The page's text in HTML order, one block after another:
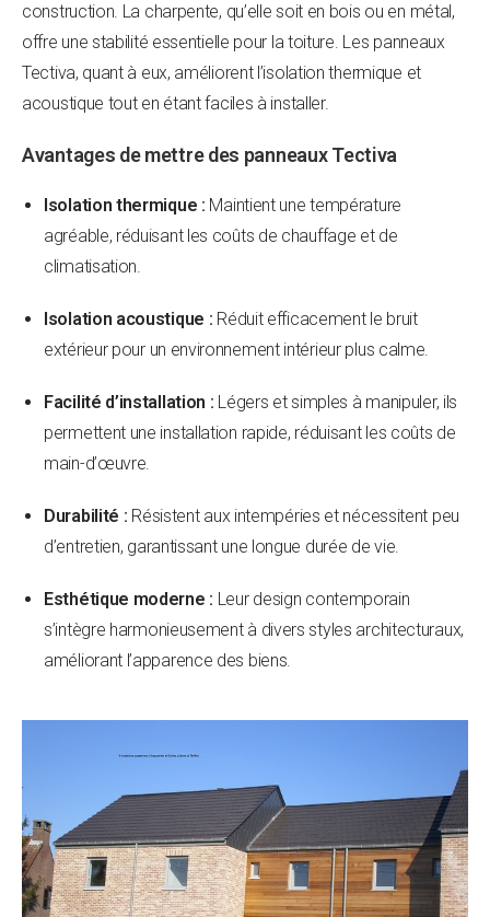
construction. La charpente, qu’elle soit en bois ou en métal,
offre une stabilité essentielle pour la toiture. Les panneaux
Tectiva, quant à eux, améliorent l’isolation thermique et
acoustique tout en étant faciles à installer.
Avantages de mettre des panneaux Tectiva
Isolation thermique : Maintient une température
agréable, réduisant les coûts de chauffage et de
climatisation.
Isolation acoustique : Réduit efficacement le bruit
extérieur pour un environnement intérieur plus calme.
Facilité d’installation : Légers et simples à manipuler, ils
permettent une installation rapide, réduisant les coûts de
main-d’œuvre.
Durabilité : Résistent aux intempéries et nécessitent peu
d’entretien, garantissant une longue durée de vie.
Esthétique moderne : Leur design contemporain
s’intègre harmonieusement à divers styles architecturaux,
améliorant l’apparence des biens.